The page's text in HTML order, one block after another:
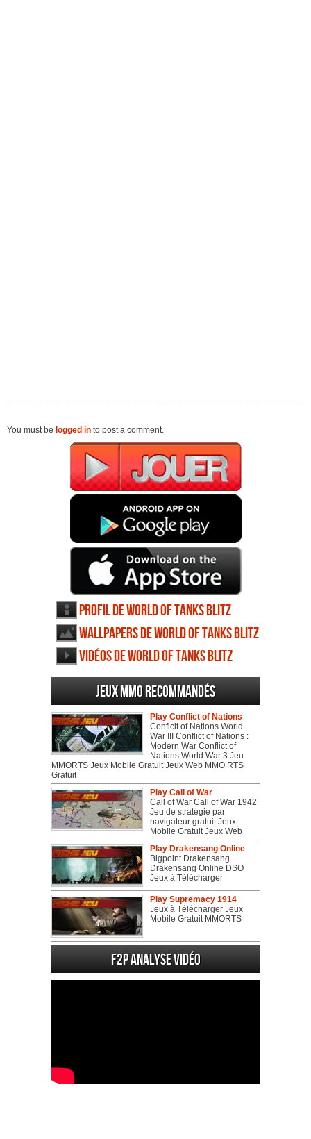
You must be logged in to post a comment.
Profil de World of Tanks Blitz
Wallpapers de World of Tanks Blitz
Vidéos de World of Tanks Blitz
Jeux MMO recommandés
Play Conflict of Nations
Conflcit of Nations World
War III Conflict of Nations :
Modern War Conflict of
Nations World War 3 Jeu
MMORTS Jeux Mobile Gratuit Jeux Web MMO RTS
Gratuit
Play Call of War
Call of War Call of War 1942
Jeu de stratégie par
navigateur gratuit Jeux
Mobile Gratuit Jeux Web
Play Drakensang Online
Bigpoint Drakensang
Drakensang Online DSO
Jeux à Télécharger
Play Supremacy 1914
Jeux à Télécharger Jeux
Mobile Gratuit MMORTS
F2P Analyse vidéo